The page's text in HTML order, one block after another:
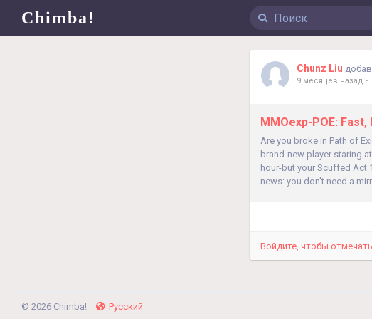
Chimba!
Chunz Liu
9 месяцев назад -
MMOexp-POE:
Are you broke in Path of
brand-new player staring
hour-but your Scuffed Act
news: you don't need a
Войдите, чтобы
© 2026 Chimba! Русский